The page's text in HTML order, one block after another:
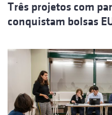
Três projetos com
conquistam bolsas